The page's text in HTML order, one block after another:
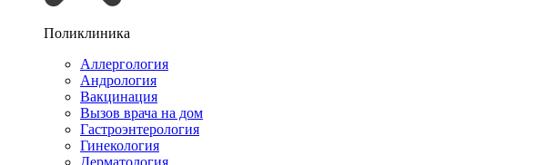
Поликлиника
Аллергология
Андрология
Вакцинация
Вызов врача на дом
Гастроэнтерология
Гинекология
Дерматология